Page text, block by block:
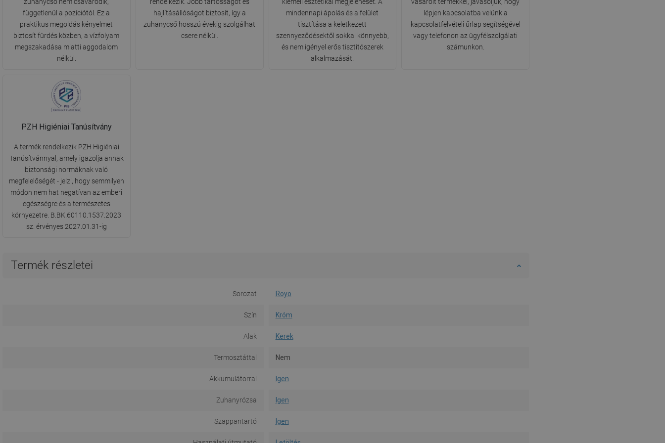
függetlenül a pozíciótól. Ez a
praktikus megoldás kényelmet
biztosít fürdés közben, a vízfolyam
megszakadása miatti aggodalom
nélkül.
hajlításállóságot biztosít, így a
zuhanycső hosszú évekig szolgálhat
csere nélkül.
mindennapi ápolás és a felület
tisztítása a keletkezett
szennyeződésektől sokkal könnyebb,
és nem igényel erős tisztítószerek
alkalmazását.
lépjen kapcsolatba velünk a
kapcsolatfelvételi űrlap segítségével
vagy telefonon az ügyfélszolgálati
számunkon.
PZH Higiéniai Tanúsítvány
A termék rendelkezik PZH Higiéniai
Tanúsítvánnyal, amely igazolja annak
biztonsági normáknak való
megfelelőségét - jelzi, hogy semmilyen
módon nem hat negatívan az emberi
egészségre és a természetes
környezetre. B.BK.60110.1537.2023
sz. érvényes 2027.01.31-ig
Termék részletei
Sorozat Royo
Szín Króm
Alak Kerek
Termosztáttal Nem
Akkumulátorral Igen
Zuhanyrózsa Igen
Szappantartó Igen
SWEDISH